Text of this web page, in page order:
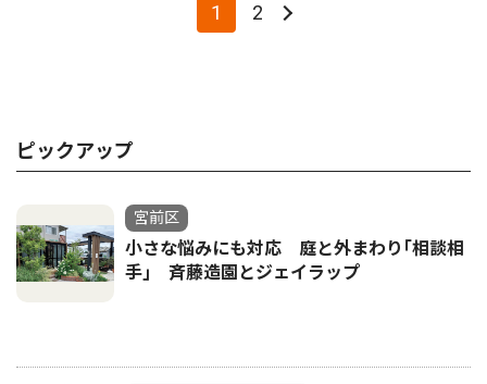
1 2
ピックアップ
宮前区
小さな悩みにも対応 庭と外まわり｢相談相
手｣ 斉藤造園とジェイラップ